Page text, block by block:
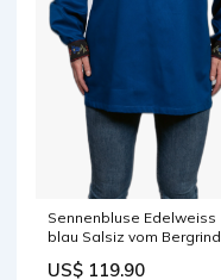
Sennenbluse Edelweiss
blau Salsiz vom Bergrind
US$ 119.90